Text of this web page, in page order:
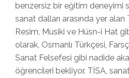
benzersiz bir eğitim deneyimi
sanat dalları arasında yer alan
Resim, Musiki ve Hüsn-i Hat
olarak, Osmanlı Türkçesi,
Sanat Felsefesi gibi nadide
öğrencileri bekliyor. TİSA,